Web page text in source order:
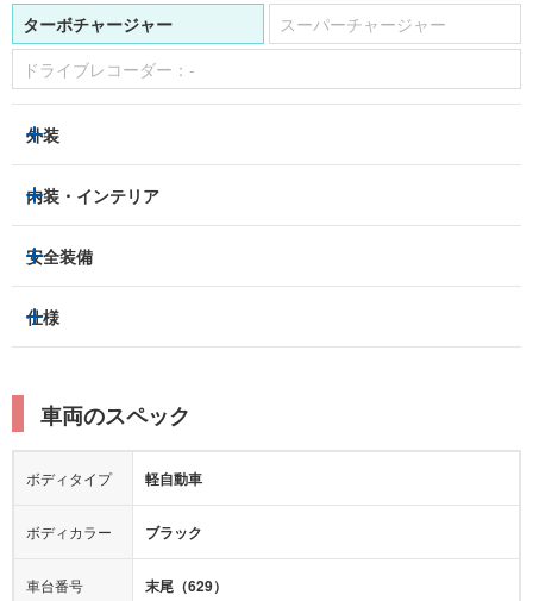
ターボチャージャー
スーパーチャージャー
ドライブレコーダー： -
外装
HIDヘッドライト
アルミホイール：あり
サンルーフ/ガラスルーフ
ルーフレール
エアロパーツ
ローダウン
内装・インテリア
3列シート
ベンチシート
パワーシート
シートヒーター
カーナビ：メモリーナビ他
安全装備
トラクションコントロール
レーンキープアシスト
横滑り防止装置
衝突被害軽減プレーキ
カメラ：-
エアバッグ：
ダブルエアバッグ
衝撃緩和ヘッドレスト
仕様
車両のスペック
ボディタイプ 軽自動車
ボディカラー ブラック
車台番号 末尾（629）